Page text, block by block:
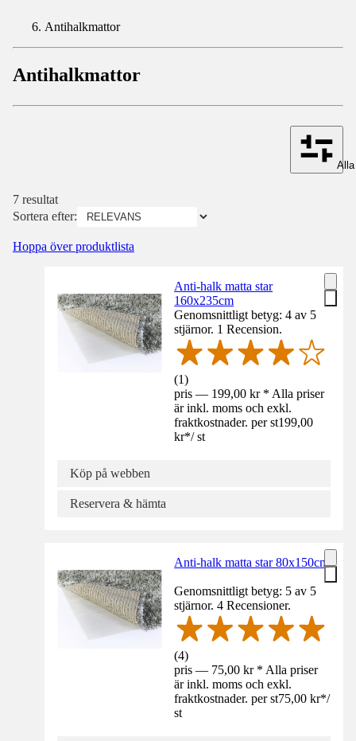
Antihalkmattor
Antihalkmattor
7 resultat
Sortera efter:
Hoppa över produktlista
Anti-halk matta star
160x235cm
Genomsnittligt betyg: 4 av 5
stjärnor. 1 Recension.
(1)
pris — 199,00 kr * Alla priser
är inkl. moms och exkl.
fraktkostnader. per st199,00
kr*/ st
Köp på webben
Reservera & hämta
Anti-halk matta star 80x150cm
Genomsnittligt betyg: 5 av 5
stjärnor. 4 Recensioner.
(4)
pris — 75,00 kr * Alla priser
är inkl. moms och exkl.
fraktkostnader. per st75,00 kr*/
st